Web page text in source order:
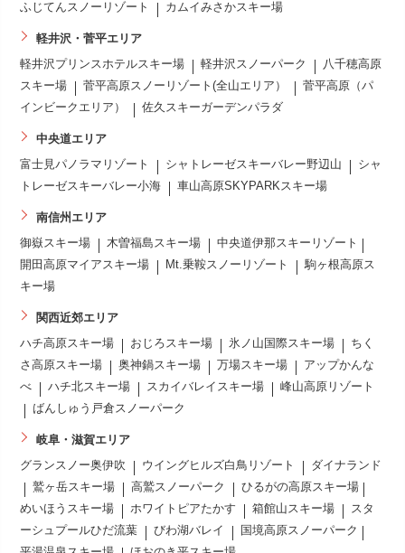
ふじてんスノーリゾート カムイみさかスキー場
軽井沢・菅平エリア
軽井沢プリンスホテルスキー場 軽井沢スノーパーク
八千穂高原
スキー場
菅平高原スノーリゾート(全山エリア）
菅平高原（パ
インビークエリア）
佐久スキーガーデンパラダ
中央道エリア
富士見パノラマリゾート シャトレーゼスキーバレー野辺山
シャ
トレーゼスキーバレー小海
車山高原SKYPARKスキー場
南信州エリア
御嶽スキー場 木曽福島スキー場
中央道伊那スキーリゾート
開田高原マイアスキー場
Mt.乗鞍スノーリゾート
駒ヶ根高原ス
キー場
関西近郊エリア
ハチ高原スキー場 おじろスキー場 氷ノ山国際スキー場
ちく
さ高原スキー場
奥神鍋スキー場 万場スキー場
アップかんな
べ
ハチ北スキー場 スカイバレイスキー場
峰山高原リゾート
ばんしゅう戸倉スノーパーク
岐阜・滋賀エリア
グランスノー奥伊吹 ウイングヒルズ白鳥リゾート
ダイナランド
鷲ヶ岳スキー場
高鷲スノーパーク
ひるがの高原スキー場
めいほうスキー場
ホワイトピアたかす 箱館山スキー場
スタ
ーシュプールひだ流葉
びわ湖バレイ
国境高原スノーパーク